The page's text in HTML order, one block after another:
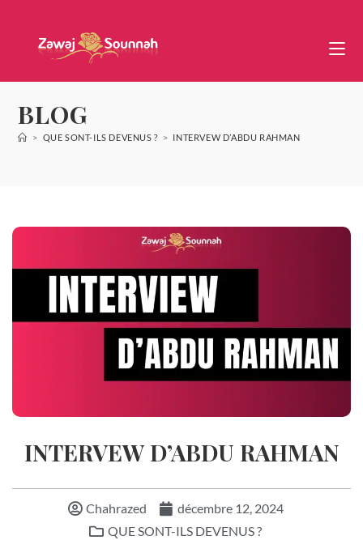
BLOG
> QUE SONT-ILS DEVENUS ? > INTERVEW D’ABDU RAHMAN
INTERVEW D’ABDU RAHMAN
Chahrazed
décembre 12, 2024
QUE SONT-ILS DEVENUS ?